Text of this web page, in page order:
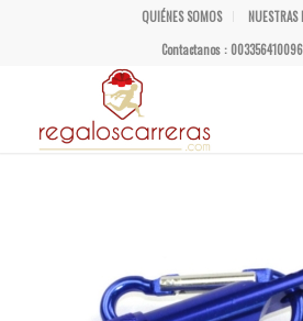
QUIÉNES SOMOS
NUESTRAS
Contactanos :